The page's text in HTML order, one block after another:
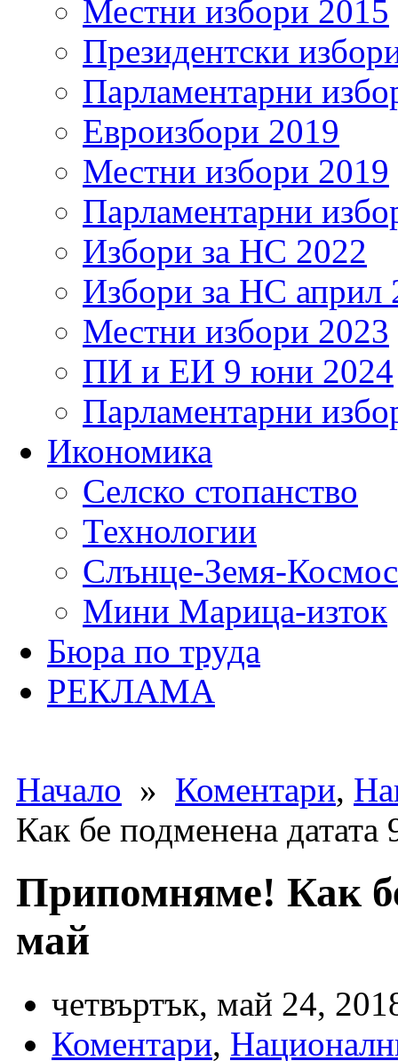
Местни избори 2015
Президентски
Парламентарни
Евроизбори 2019
Местни избори 2019
Парламентарни
Избори за НС 2022
Избори за НС април
Местни избори 2023
ПИ и ЕИ 9 юни 2024
Парламентарни
Икономика
Селско стопанство
Технологии
Слънце-Земя-Космос
Мини Марица-изток
Бюра по труда
РЕКЛАМА
Начало » Коментари,
Как бе подменена датата
Припомняме! Как
май
четвъртък, май 24,
Коментари,